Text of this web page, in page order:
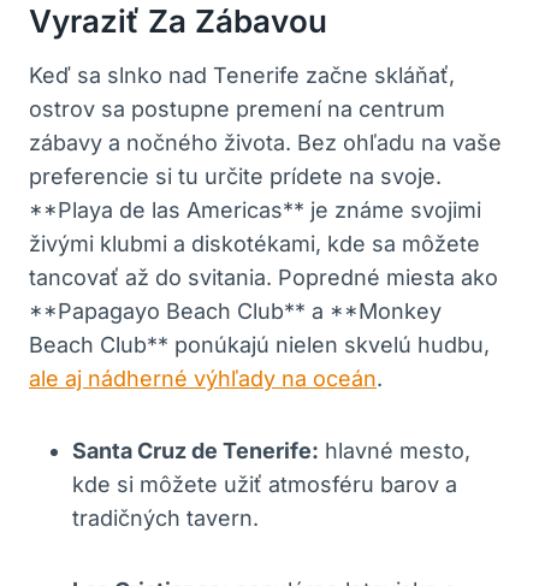
Vyraziť Za Zábavou
Keď sa slnko nad Tenerife začne skláňať,
ostrov sa postupne premení na centrum
zábavy a nočného života. Bez ohľadu na vaše
preferencie si tu určite prídete na svoje.
**Playa de las Americas** je známe svojimi
živými klubmi a diskotékami, kde sa môžete
tancovať až do svitania. Popredné miesta ako
**Papagayo Beach Club** a **Monkey
Beach Club** ponúkajú nielen skvelú hudbu,
ale aj nádherné výhľady na oceán.
Santa Cruz de Tenerife: hlavné mesto,
kde si môžete užiť atmosféru barov a
tradičných tavern.